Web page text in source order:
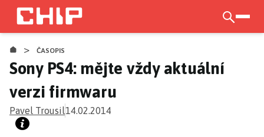
Přejít
hlavnímu
obsahu
> ČASOPIS
Sony PS4: mějte vždy aktuální
verzi firmwaru
Pavel Trousil14.02.2014